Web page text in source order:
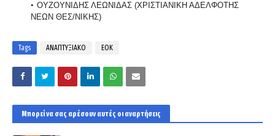
ΟΥΖΟΥΝΙΔΗΣ ΛΕΩΝΙΔΑΣ (ΧΡΙΣΤΙΑΝΙΚΗ ΑΔΕΛΦΟΤΗΣ
ΝΕΩΝ ΘΕΣ/ΝΙΚΗΣ)
Tags ΑΝΑΠΤΥΞΙΑΚΟ ΕΟΚ
Μπορεί να σας αρέσουν αυτές οι αναρτήσεις